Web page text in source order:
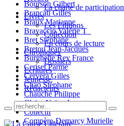
Bourson Gilbert
Brancati Gilles
Braux Marianne
Bravaccio Valérie T_
Bret Stéphane
Bretou Jean-Jacques
Burghelle Rey France
Ceriset Parme
Cervera Gilles
Chao Stéphane
Chauché Philippe
Claire-Neige Jaunet
Collectif
Compère-Demarcy Murielle
La charte de participation
Livres
Les Editions
Collection
En cours de lecture
Chroniques
Dossiers
Ecritures
Jeunesse
Rédacteurs